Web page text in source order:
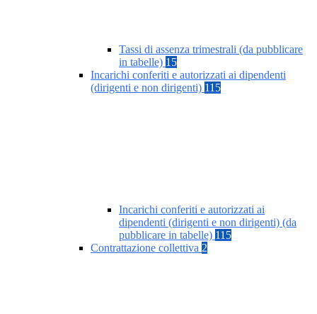
Tassi di assenza trimestrali (da pubblicare
in tabelle) 15
Incarichi conferiti e autorizzati ai dipendenti
(dirigenti e non dirigenti) 115
Incarichi conferiti e autorizzati ai
dipendenti (dirigenti e non dirigenti) (da
pubblicare in tabelle) 115
Contrattazione collettiva 2